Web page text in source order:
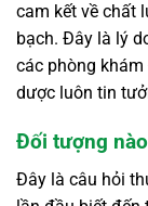
cam kết về chất
bạch. Đây là lý
các phòng
dược luôn tin
Đối tượng
Đây là câu hỏi